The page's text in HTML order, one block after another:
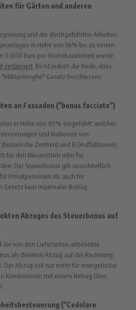
für Gärten und anderen
und die durchgeführten Arbeiten
in Höhe von 36% bis zu einem
5.000 Euro pro Wohnbaueinheit wurde
verlängert . Es ist jedoch die Rede, dass
Gesetz beschlossen
an Fassaden ("bonus facciate")
in Höhe von 90% eingeführt, welcher
und Balkonen von
Zentren) und B (Auffüllzonen)
für den Neuanstrich oder für
Der Steuerbonus gilt ausschließlich
Privatpersonen als auch für
Gesetz kein maximaler Betrag
Abzuges des Steuerbonus auf
die von den Lieferanten unbeliebte
als direkten Abzug auf der Rechnung
Der Abzug soll nur mehr für energetische
Kondominien mit einem Betrag über
("Cedolare